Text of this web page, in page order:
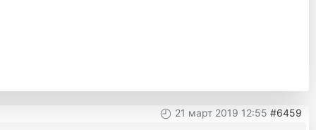
21 март 2019 12:55 #6459